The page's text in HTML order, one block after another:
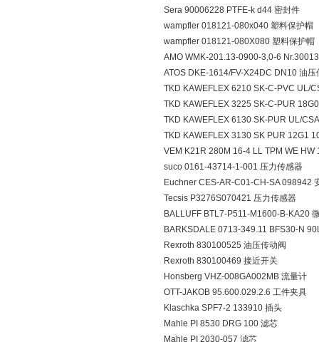
Sera 90006228 PTFE-k d44 密封件
wampfler 018121-080x040 塑料保护帽
wampfler 018121-080X080 塑料保护帽
AMO WMK-201.13-0900-3,0-6
ATOS DKE-1614/FV-X24DC DN10 油压
TKD KAWEFLEX 6210 SK-C-PVC UL/
TKD KAWEFLEX 3225 SK-C-PUR
TKD KAWEFLEX 6130 SK-PUR UL/
TKD KAWEFLEX 3130 SK PUR 12G1
VEM K21R 280M 16-4 LL TPM WE HW
suco 0161-43714-1-001 压力传感器
Euchner CES-AR-C01-CH-SA 098942
Tecsis P3276S070421 压力传感器
BALLUFF BTL7-P511-M1600-B-KA20
BARKSDALE 0713-349.11 BFS30-N
Rexroth 830100525 油压传动阀
Rexroth 830100469 接近开关
Honsberg VHZ-008GA002MB 流量计
OTT-JAKOB 95.600.029.2.6 工件夹具
Klaschka SPF7-2 133910 插头
Mahle PI 8530 DRG 100 滤芯
Mahle PI 2030-057 滤芯